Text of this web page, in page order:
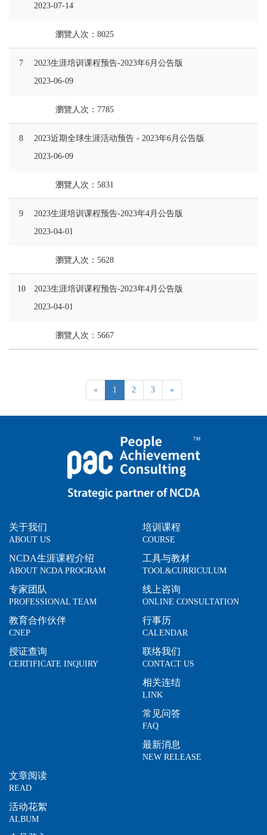
2023-07-14
瀏覽人次：8025
7
2023生涯培训课程预告-2023年6月公告版
2023-06-09
瀏覽人次：7785
8
2023近期全球生涯活动预告 - 2023年6月公告版
2023-06-09
瀏覽人次：5831
9
2023生涯培训课程预告-2023年4月公告版
2023-04-01
瀏覽人次：5628
10
2023生涯培训课程预告-2023年4月公告版
2023-04-01
瀏覽人次：5667
« 1 2 3 »
关于我们
ABOUT US
NCDA生涯课程介绍
ABOUT NCDA PROGRAM
专家团队
PROFESSIONAL TEAM
教育合作伙伴
CNEP
授证查询
CERTIFICATE INQUIRY
培训课程
COURSE
工具与教材
TOOL&CURRICULUM
线上咨询
ONLINE CONSULTATION
行事历
CALENDAR
联络我们
CONTACT US
相关连结
LINK
常见问答
FAQ
最新消息
NEW RELEASE
文章阅读
READ
活动花絮
ALBUM